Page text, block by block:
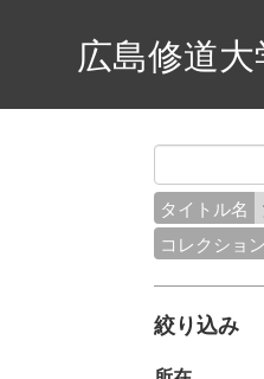
広島修道
タイトル名
コレクション
絞り込み